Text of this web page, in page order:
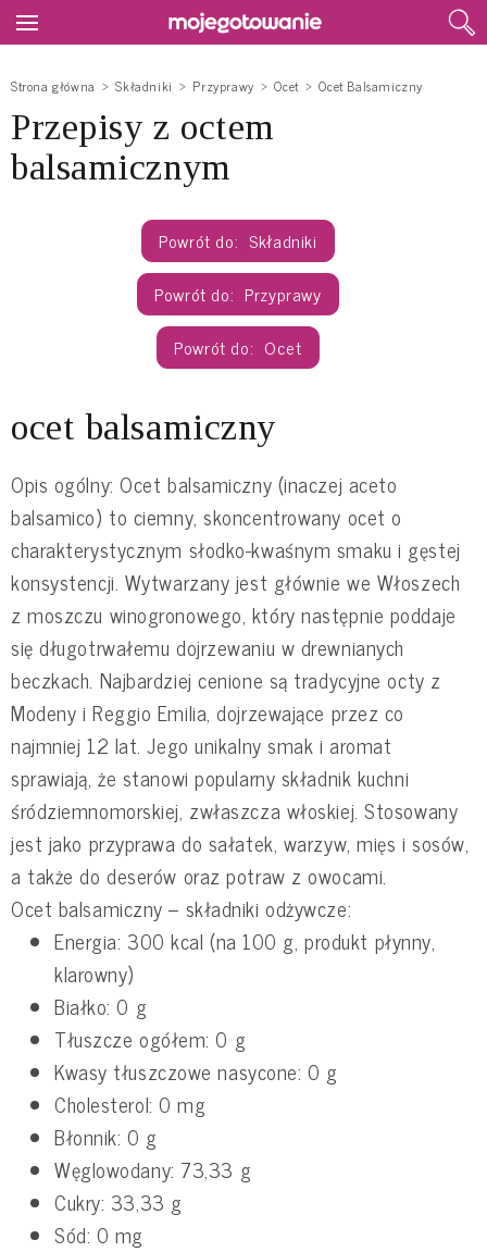
Strona główna Składniki Przyprawy Ocet Ocet Balsamiczny
Przepisy z octem
balsamicznym
Składniki
Przyprawy
Ocet
ocet balsamiczny
Opis ogólny: Ocet balsamiczny (inaczej aceto
balsamico) to ciemny, skoncentrowany ocet o
charakterystycznym słodko-kwaśnym smaku i gęstej
konsystencji. Wytwarzany jest głównie we Włoszech
z moszczu winogronowego, który następnie poddaje
się długotrwałemu dojrzewaniu w drewnianych
beczkach. Najbardziej cenione są tradycyjne octy z
Modeny i Reggio Emilia, dojrzewające przez co
najmniej 12 lat. Jego unikalny smak i aromat
sprawiają, że stanowi popularny składnik kuchni
śródziemnomorskiej, zwłaszcza włoskiej. Stosowany
jest jako przyprawa do sałatek, warzyw, mięs i sosów,
a także do deserów oraz potraw z owocami.
Ocet balsamiczny – składniki odżywcze:
Energia: 300 kcal (na 100 g, produkt płynny,
klarowny)
Białko: 0 g
Tłuszcze ogółem: 0 g
Kwasy tłuszczowe nasycone: 0 g
Cholesterol: 0 mg
Błonnik: 0 g
Węglowodany: 73,33 g
Cukry: 33,33 g
Sód: 0 mg